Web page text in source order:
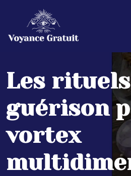
Les
guérison
vortex